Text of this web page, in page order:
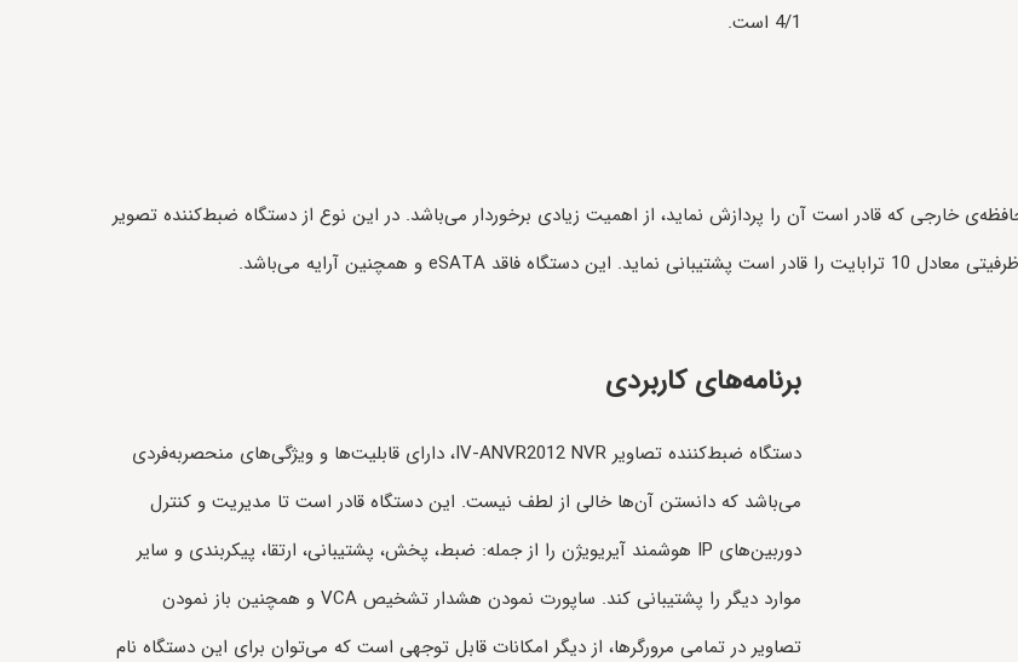
4/1 است.
خارجی که قادر است آن را پردازش نماید، از اهمیت زیادی برخوردار می‌باشد. در این نوع از دستگاه ضبط‌کننده تصویر
برنامه‌های کاربردی
دستگاه ضبط‌کننده تصاویر IV-ANVR2012 NVR، دارای قابلیت‌ها و ویژگی‌های منحصربه‌فردی
می‌باشد که دانستن آن‌ها خالی از لطف نیست. این دستگاه قادر است تا مدیریت و کنترل
دوربین‌های IP هوشمند آیریویژن را از جمله: ضبط، پخش، پشتیبانی، ارتقا، پیکربندی و سایر
موارد دیگر را پشتیبانی کند. ساپورت نمودن هشدار تشخیص VCA و همچنین باز نمودن
تصاویر در تمامی مرورگرها، از دیگر امکانات قابل توجهی است که می‌توان برای این دستگاه نام